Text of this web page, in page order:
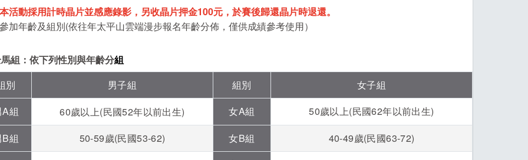
本活動採用計時晶片並感應錄影，另收晶片押金100元，於賽後歸還晶片時退還。
加年齡及組別(依往年太平山雲端漫步報名年齡分佈，僅供成績參考使用）
組：依下列性別與年齡分組
別
男子組 組別
女子組
組
60歲以上(民國52年以前出生) 女A組
50歲以上(民國62年以前出生)
組
50-59歲(民國53-62) 女B組
40-49歲(民國63-72)